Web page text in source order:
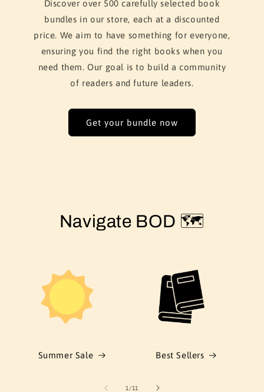
Discover over 500 carefully selected book
bundles in our store, each at a discounted
price. We aim to have something for everyone,
ensuring you find the right books when you
need them. Our goal is to build a community
of readers and future leaders.
Get your bundle now
Navigate BOD 🗺️
Summer Sale Best Sellers
1 /of
11